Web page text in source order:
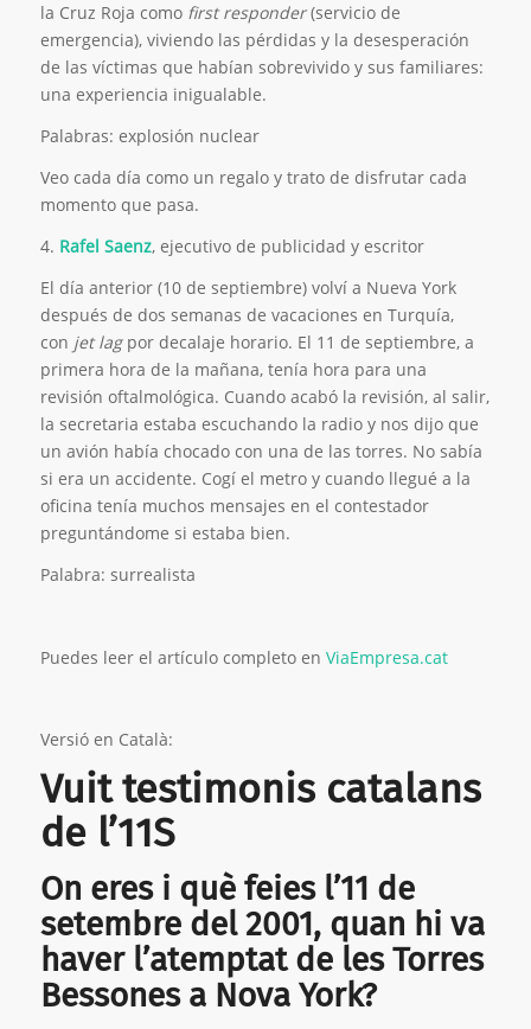
la Cruz Roja como first responder(servicio de
emergencia), viviendo las pérdidas y la desesperación
de las víctimas que habían sobrevivido y sus familiares:
una experiencia inigualable.
Palabras: explosión nuclear
Veo cada día como un regalo y trato de disfrutar cada
momento que pasa.
4. Rafel Saenz, ejecutivo de publicidad y escritor
El día anterior (10 de septiembre) volví a Nueva York
después de dos semanas de vacaciones en Turquía,
con jet lag por decalaje horario. El 11 de septiembre, a
primera hora de la mañana, tenía hora para una
revisión oftalmológica. Cuando acabó la revisión, al salir,
la secretaria estaba escuchando la radio y nos dijo que
un avión había chocado con una de las torres. No sabía
si era un accidente. Cogí el metro y cuando llegué a la
oficina tenía muchos mensajes en el contestador
preguntándome si estaba bien.
Palabra: surrealista
Puedes leer el artículo completo en ViaEmpresa.cat
Versió en Català:
Vuit testimonis catalans
de l’11S
On eres i què feies l’11 de
setembre del 2001, quan hi va
haver l’atemptat de les Torres
Bessones a Nova York?